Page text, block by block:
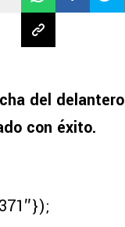
del delantero
con éxito.